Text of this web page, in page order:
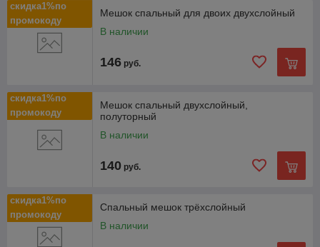
скидка1%по
промокоду
Мешок спальный для двоих двухслойный
В наличии
146 руб.
скидка1%по
промокоду
Мешок спальный двухслойный,
полуторный
В наличии
140 руб.
скидка1%по
промокоду
Спальный мешок трёхслойный
В наличии